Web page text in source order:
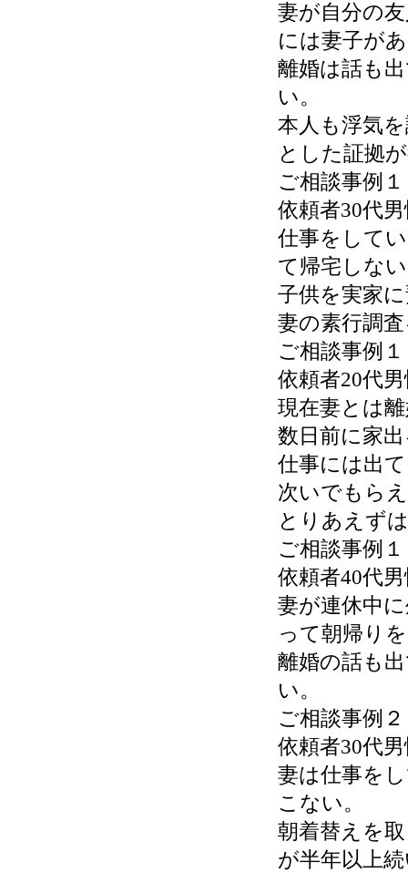
妻が自分の
には妻子が
離婚は話も
い。
本人も浮気
とした証拠
ご相談事例
依頼者30代
仕事をして
て帰宅しな
子供を実家
妻の素行調
ご相談事例
依頼者20代
現在妻とは
数日前に家
仕事には出
次いでもら
とりあえず
ご相談事例
依頼者40代
妻が連休中
って朝帰り
離婚の話も
い。
ご相談事例
依頼者30代
妻は仕事を
こない。
朝着替えを
が半年以上